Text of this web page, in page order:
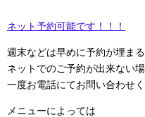
ネット予約可能です！！！
週末などは早めに予約が埋ま
ネットでのご予約が出来ない
一度お電話にてお問い合わせ
メニューによっては